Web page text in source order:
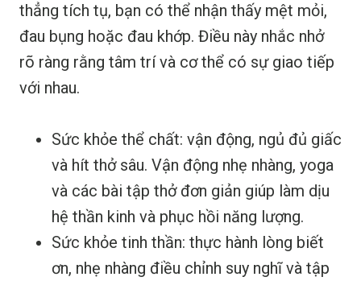
thẳng tích tụ, bạn có thể nhận thấy mệt mỏi,
đau bụng hoặc đau khớp. Điều này nhắc nhở
rõ ràng rằng tâm trí và cơ thể có sự giao tiếp
với nhau.
Sức khỏe thể chất: vận động, ngủ đủ giấc
và hít thở sâu. Vận động nhẹ nhàng, yoga
và các bài tập thở đơn giản giúp làm dịu
hệ thần kinh và phục hồi năng lượng.
Sức khỏe tinh thần: thực hành lòng biết
ơn, nhẹ nhàng điều chỉnh suy nghĩ và tập